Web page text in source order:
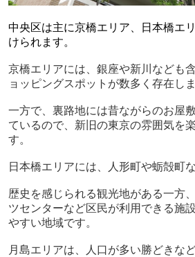
中央区は主に京橋エリア、日本橋エ
けられます。
京橋エリアには、銀座や新川なども
ョッピングスポットが数多く存在しま
一方で、裏路地には昔ながらのお屋
ているので、新旧の東京の雰囲気を
す。
日本橋エリアには、人形町や蛎殻町
歴史を感じられる観光地がある一方
ツセンターなど区民が利用できる施
やすい地域です。
月島エリアは、人口が多い勝どきな